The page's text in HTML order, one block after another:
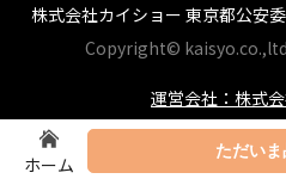
ホーム
ただいま
株式会社カイショー 東京都公安
Copyright©
運営会社：株式